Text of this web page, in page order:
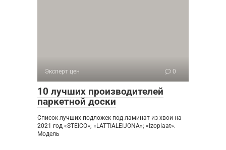
Эксперт цен 0
10 лучших производителей
паркетной доски
Список лучших подложек под ламинат из хвои на
2021 год «STEICO»; «LATTIALEIJONA»; «Izoplaat».
Модель